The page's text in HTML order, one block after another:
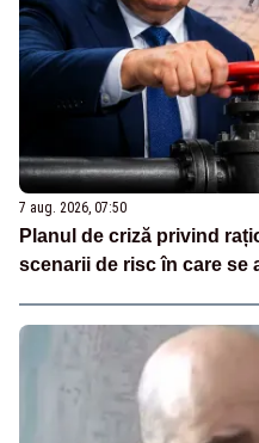
7 aug. 2026, 07:50
Planul de criză privind
scenarii de risc în care se